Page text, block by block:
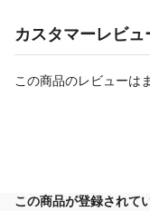
カスタマーレビュ
この商品のレビューは
この商品が登録されて